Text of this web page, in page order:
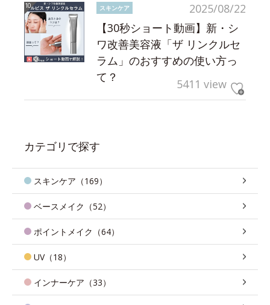
2025/08/22
スキンケア
【30秒ショート動画】新・シ
ワ改善美容液「ザ リンクルセ
ラム」のおすすめの使い方っ
て？
5411 view
カテゴリで探す
スキンケア（169）
ベースメイク（52）
ポイントメイク（64）
UV（18）
インナーケア（33）